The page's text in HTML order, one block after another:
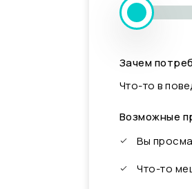
Зачем
Что-то в
Возможные
Вы
Что-то